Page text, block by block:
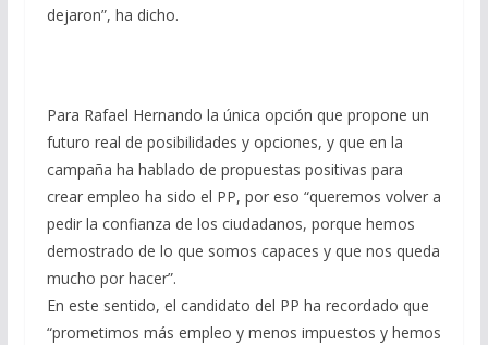
dejaron”, ha dicho.
Para Rafael Hernando la única opción que propone un
futuro real de posibilidades y opciones, y que en la
campaña ha hablado de propuestas positivas para
crear empleo ha sido el PP, por eso “queremos volver a
pedir la confianza de los ciudadanos, porque hemos
demostrado de lo que somos capaces y que nos queda
mucho por hacer”.
En este sentido, el candidato del PP ha recordado que
“prometimos más empleo y menos impuestos y hemos